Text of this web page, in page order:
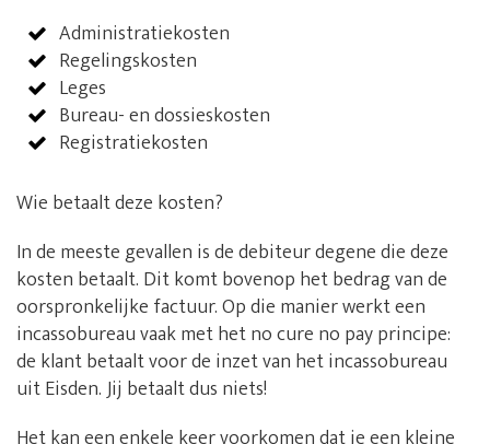
Administratiekosten
Regelingskosten
Leges
Bureau- en dossieskosten
Registratiekosten
Wie betaalt deze kosten?
In de meeste gevallen is de debiteur degene die deze
kosten betaalt. Dit komt bovenop het bedrag van de
oorspronkelijke factuur. Op die manier werkt een
incassobureau vaak met het no cure no pay principe:
de klant betaalt voor de inzet van het incassobureau
uit Eisden. Jij betaalt dus niets!